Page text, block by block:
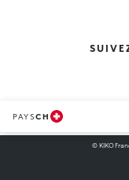
PAYSCH
© KIKO